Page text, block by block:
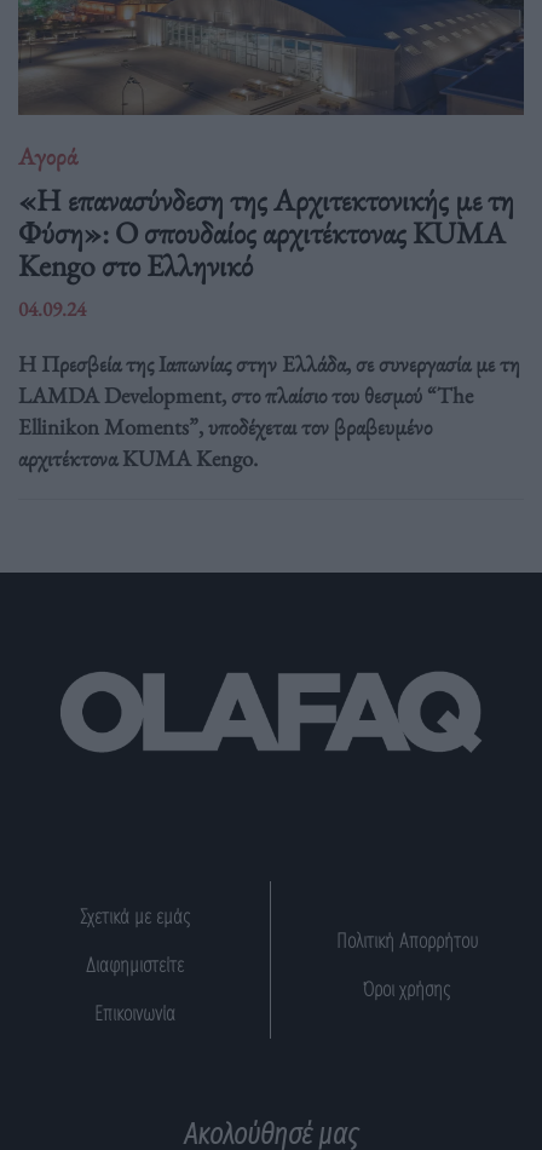
Αγορά
«Η επανασύνδεση της Αρχιτεκτονικής με τη
Φύση»: Ο σπουδαίος αρχιτέκτονας KUMA
Kengo στο Ελληνικό
04.09.24
Η Πρεσβεία της Ιαπωνίας στην Ελλάδα, σε συνεργασία με τη
LAMDA Development, στο πλαίσιο του θεσμού “The
Ellinikon Moments”, υποδέχεται τον βραβευμένο
αρχιτέκτονα KUMA Kengo.
Σχετικά με εμάς
Διαφημιστείτε
Επικοινωνία
Πολιτική Απορρήτου
Όροι χρήσης
Ακολούθησέ μας